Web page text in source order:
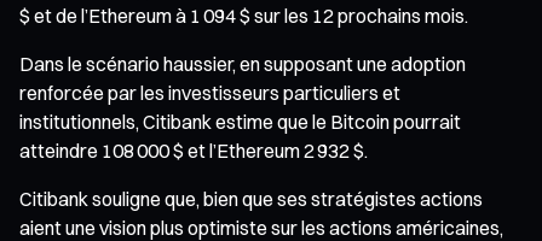
$ et de l’Ethereum à 1 094 $ sur les 12 prochains mois.
Dans le scénario haussier, en supposant une adoption
renforcée par les investisseurs particuliers et
institutionnels, Citibank estime que le Bitcoin pourrait
atteindre 108 000 $ et l’Ethereum 2 932 $.
Citibank souligne que, bien que ses stratégistes actions
aient une vision plus optimiste sur les actions américaines,